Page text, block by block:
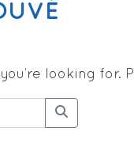
looking